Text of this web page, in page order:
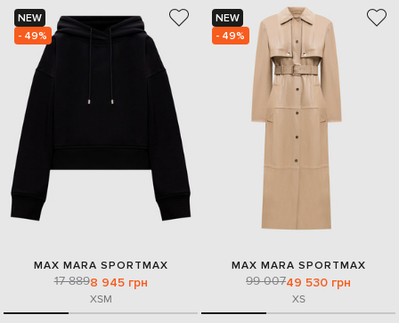
NEW
- 49%
MAX MARA SPORTMAX
17 8898 945 грн
XSM
NEW
- 49%
MAX MARA SPORTMAX
99 00749 530 грн
XS